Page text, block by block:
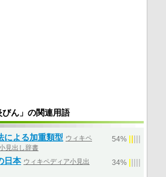
びん」の関連用語
による加重類型 ウィキペ
見出し辞書
54%
日本 ウィキペディア小見出
34%